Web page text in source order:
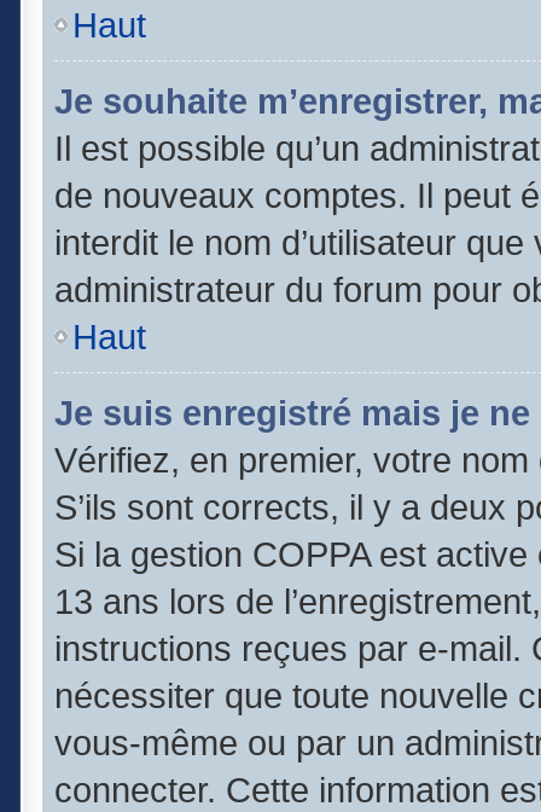
Haut
Je souhaite m’enregistrer,
Il est possible qu’un
de nouveaux comptes. Il peut
interdit le nom d’utilisateur
administrateur du forum pour
Haut
Je suis enregistré mais je
Vérifiez, en premier, votre
S’ils sont corrects, il y a deux
Si la gestion COPPA est
13 ans lors de
instructions reçues par e-mail.
nécessiter que toute nouvelle
vous-même ou par un
connecter. Cette information